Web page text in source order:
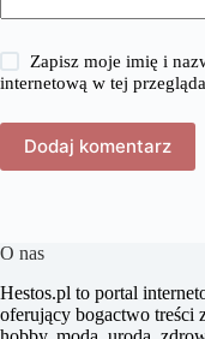
Zapisz moje imię i
internetową w tej
Dodaj komentarz
O nas
​Hestos.pl to portal
oferujący bogactwo treści